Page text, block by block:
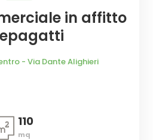
in affitto
- Via Dante Alighieri
110
mq